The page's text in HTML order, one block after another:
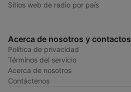
Sitios web de radio por país
Acerca de nosotros y contactos
Política de privacidad
Términos del servicio
Acerca de nosotros
Contáctenos